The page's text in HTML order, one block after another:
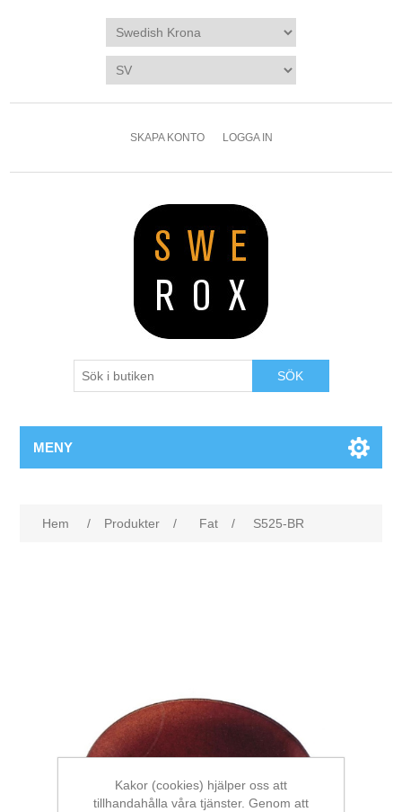
SKAPA KONTO LOGGA IN
SÖK
MENY
Hem / Produkter / Fat / S525-BR
Kakor (cookies) hjälper oss att
tillhandahålla våra tjänster. Genom att